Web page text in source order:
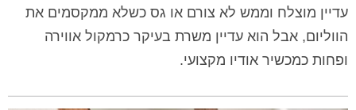
עדיין מוצלח וממש לא צורם או גס כשלא ממקסמים את
הווליום, אבל הוא עדיין משרת בעיקר כרמקול אווירה
ופחות כמכשיר אודיו מקצועי.